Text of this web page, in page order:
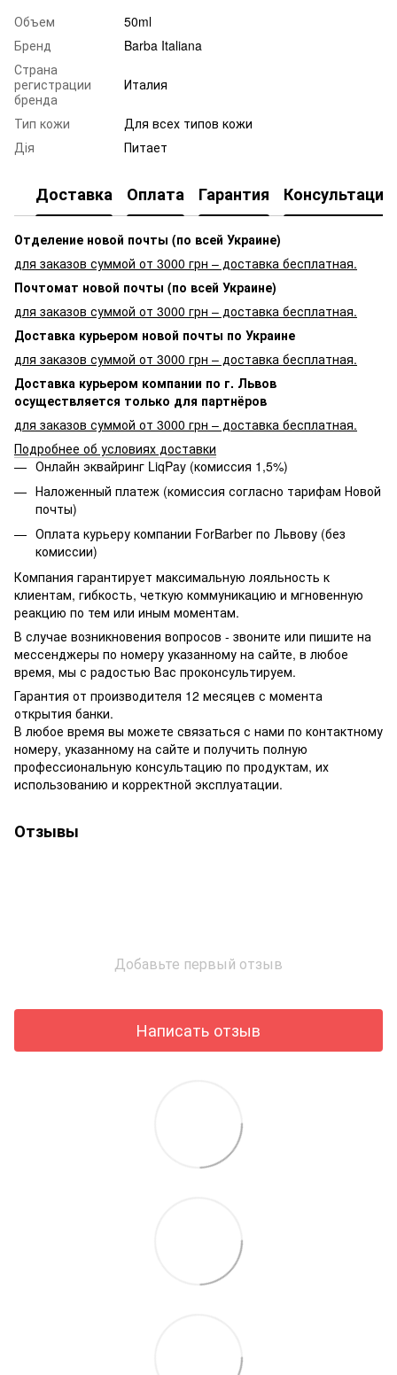
Объем
50ml
Бренд
Barba Italiana
Страна
регистрации
бренда
Италия
Тип кожи
Для всех типов кожи
Дія
Питает
Доставка Оплата Гарантия Консультация
Отделение новой почты (по всей Украине)
для заказов суммой от 3000 грн – доставка бесплатная.
Почтомат новой почты (по всей Украине)
для заказов суммой от 3000 грн – доставка бесплатная.
Доставка курьером новой почты по Украине
для заказов суммой от 3000 грн – доставка бесплатная.
Доставка курьером компании по г. Львов
осуществляется только для партнёров
для заказов суммой от 3000 грн – доставка бесплатная.
Подробнее об условиях доставки
Онлайн эквайринг LiqPay (комиссия 1,5%)
Наложенный платеж (комиссия согласно тарифам Новой
почты)
Оплата курьеру компании ForBarber по Львову (без
комиссии)
Компания гарантирует максимальную лояльность к
клиентам, гибкость, четкую коммуникацию и мгновенную
реакцию по тем или иным моментам.
В случае возникновения вопросов - звоните или пишите на
мессенджеры по номеру указанному на сайте, в любое
время, мы с радостью Вас проконсультируем.
Гарантия от производителя 12 месяцев с момента
открытия банки.
В любое время вы можете связаться с нами по контактному
номеру, указанному на сайте и получить полную
профессиональную консультацию по продуктам, их
использованию и корректной эксплуатации.
Отзывы
Добавьте первый отзыв
Написать отзыв